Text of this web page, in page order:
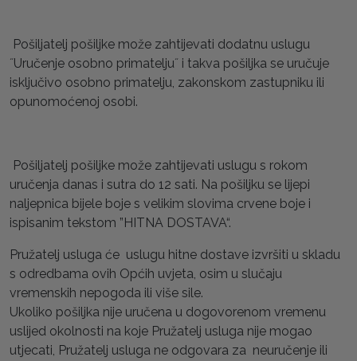
Pošiljatelj pošiljke može zahtijevati dodatnu uslugu
˝Uručenje osobno primatelju˝ i takva pošiljka se uručuje
isključivo osobno primatelju, zakonskom zastupniku ili
opunomoćenoj osobi.
Pošiljatelj pošiljke može zahtijevati uslugu s rokom
uručenja danas i sutra do 12 sati. Na pošiljku se lijepi
naljepnica bijele boje s velikim slovima crvene boje i
ispisanim tekstom ”HITNA DOSTAVA“.
Pružatelj usluga će uslugu hitne dostave izvršiti u skladu
s odredbama ovih Općih uvjeta, osim u slučaju
vremenskih nepogoda ili više sile.
Ukoliko pošiljka nije uručena u dogovorenom vremenu
uslijed okolnosti na koje Pružatelj usluga nije mogao
utjecati, Pružatelj usluga ne odgovara za neuručenje ili